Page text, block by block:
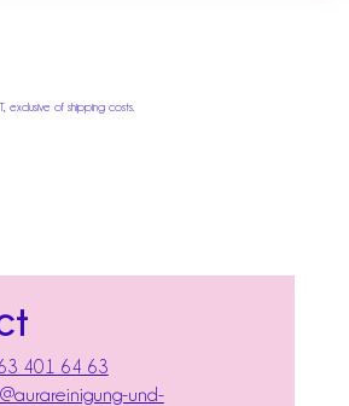
exclusive of shipping costs.
401 64 63
und-